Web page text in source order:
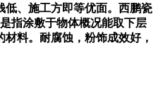
低、施工方即等优面。西鹏瓷
指涂敷于物体概况能取下层
料。耐腐蚀，粉饰成效好，